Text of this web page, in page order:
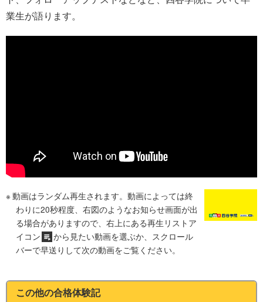
業生が語ります。
動画はランダム再生されます。動画によっては終
わりに20秒程度、右図のようなお知らせ画面が出
る場合がありますので、右上にある再生リストア
イコン
から見たい動画を選ぶか、スクロール
バーで早送りして次の動画をご覧ください。
この他の合格体験記